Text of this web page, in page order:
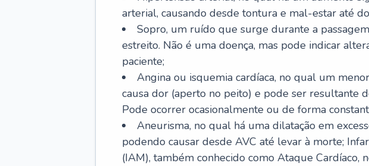
arterial, causando desde tontura e mal-estar até
Sopro, um ruído que surge durante a
estreito. Não é uma doença, mas pode indicar
paciente;
Angina ou isquemia cardíaca, no qual um
causa dor (aperto no peito) e pode ser resultante
Pode ocorrer ocasionalmente ou de forma
Aneurisma, no qual há uma dilatação em
podendo causar desde AVC até levar à morte;
(IAM), também conhecido como Ataque Cardíaco,